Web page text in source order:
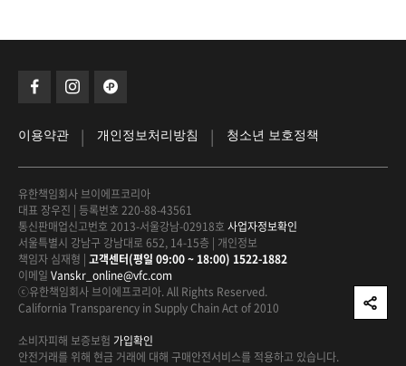
이용약관 | 개인정보처리방침 | 청소년 보호정책
유한책임회사 브이에프코리아
대표 장우진 | 등록번호 220-88-43561
통신판매업신고번호 2013-서울강남-02918호 사업자정보확인
서울특별시 강남구 강남대로 652, 14-15층 | 개인정보
책임자 심재형 | 고객센터(평일 09:00 ~ 18:00) 1522-1882
이메일 Vanskr_online@vfc.com
ⓒ유한책임회사 브이에프코리아. All Rights Reserved.
California Transparency in Supply Chain Act of 2010
소비자피해 보증보험 가입확인
안전거래를 위해 현금 거래에 대해 구매안전서비스를 적용하고 있습니다.